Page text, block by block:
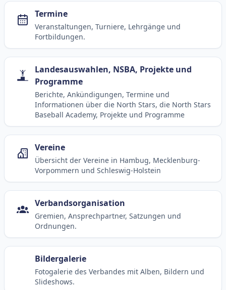
Termine
Veranstaltungen, Turniere, Lehrgänge und
Fortbildungen.
Landesauswahlen, NSBA, Projekte und
Programme
Berichte, Ankündigungen, Termine und
Informationen über die North Stars, die North Stars
Baseball Academy, Projekte und Programme
Vereine
Übersicht der Vereine in Hambug, Mecklenburg-
Vorpommern und Schleswig-Holstein
Verbandsorganisation
Gremien, Ansprechpartner, Satzungen und
Ordnungen.
Bildergalerie
Fotogalerie des Verbandes mit Alben, Bildern und
Slideshows.